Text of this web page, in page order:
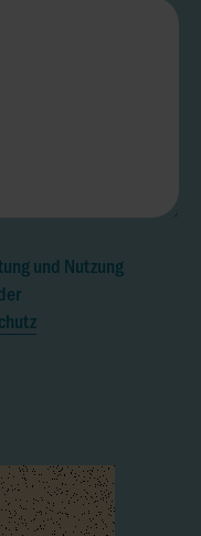
und Nutzung